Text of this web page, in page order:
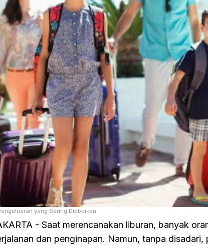
yang Sering Diabaikan
- Saat merencanakan liburan, banyak
dan penginapan. Namun, tanpa